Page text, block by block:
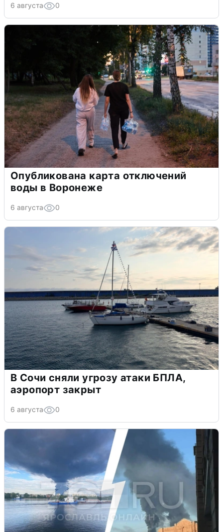
6 августа 0
Опубликована карта отключений
воды в Воронеже
6 августа 0
В Сочи сняли угрозу атаки БПЛА,
аэропорт закрыт
6 августа 0